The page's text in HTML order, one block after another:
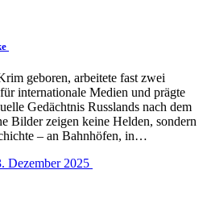
geboren, arbeitete fast zwei
internationale Medien und prägte
Gedächtnis Russlands nach dem
Bilder zeigen keine Helden, sondern
– an Bahnhöfen, in…
Dezember 2025